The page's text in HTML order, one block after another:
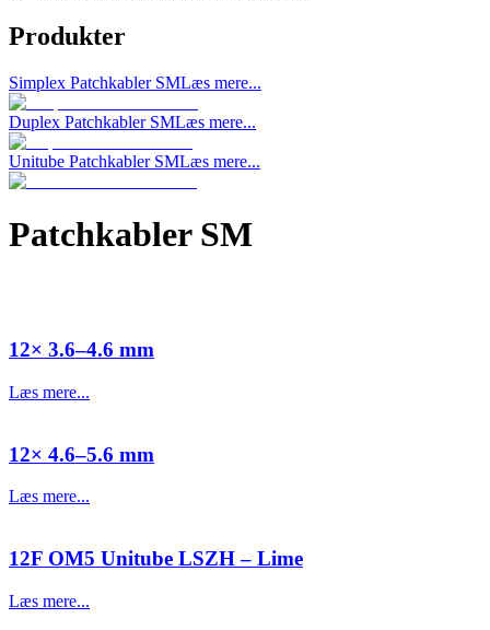
Produkter
Simplex Patchkabler SMLæs mere...
Duplex Patchkabler SMLæs mere...
Unitube Patchkabler SMLæs mere...
Patchkabler SM
12× 3.6–4.6 mm
Læs mere...
12× 4.6–5.6 mm
Læs mere...
12F OM5 Unitube LSZH – Lime
Læs mere...